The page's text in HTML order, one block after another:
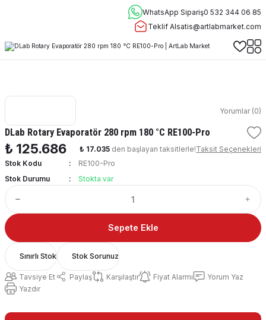
WhatsApp Sipariş0 532 344 06 85
Teklif Alsatis@artlabmarket.com
Yorumlar (0)
DLab Rotary Evaporatör 280 rpm 180 °C RE100-Pro
₺ 125.686 ₺ 17.035 den başlayan taksitlerle!Taksit Seçenekleri
Stok Kodu
RE100-Pro
Stok Durumu
Stokta var
Sepete Ekle
Sınırlı Stok Stok Sorunuz
Tavsiye Et Paylaş Karşılaştır Fiyat Alarmı
Yorum Yaz
Yazdır